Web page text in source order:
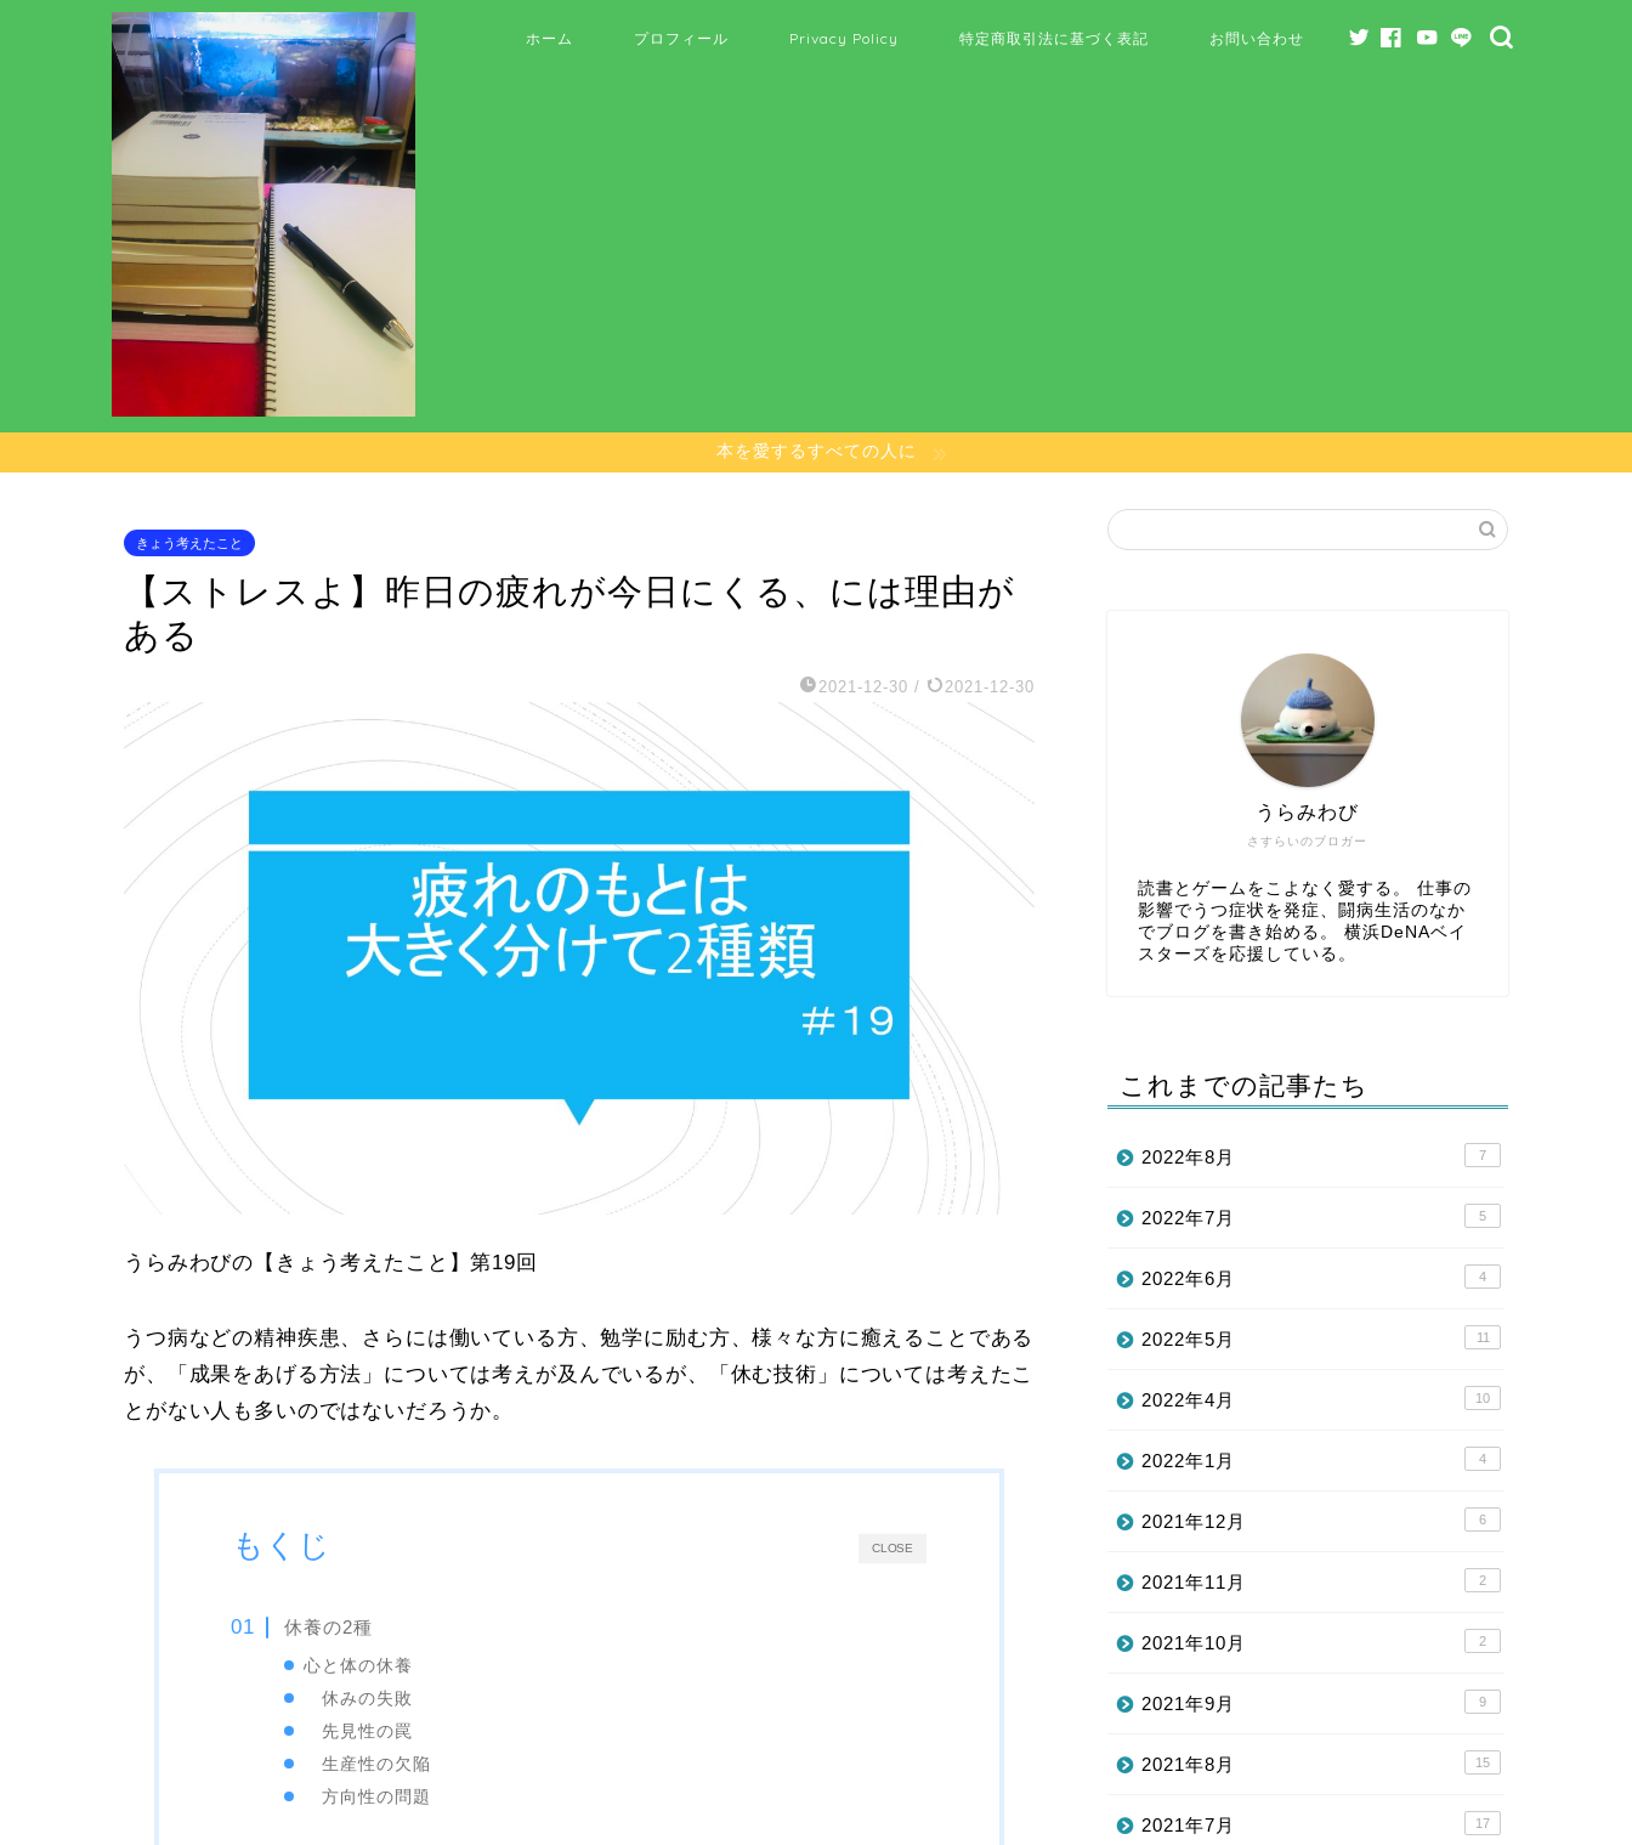
ホーム プロフィール Privacy Policy 特定商取引法に基づく表記 お問い合わせ
本を愛するすべての人に
きょう考えたこと
【ストレスよ】昨日の疲れが今日にくる、には理由が
ある
2021-12-30 / 2021-12-30
うらみわびの 【きょう考えたこと】第19回
うつ病などの精神疾患、さらには働いている方、勉学に励む方、様々な方に癒えることである
が、「 成果をあげる方法 」については考えが及んでいるが、「 休む技術 」については考えたこ
とがない人も多いのではないだろうか。
CLOSE
もくじ
休養の2種
心と体の休養
休みの失敗
先見性の罠
生産性の欠陥
方向性の問題
さすらいのブロガー
うらみわび
読書とゲームをこよなく愛する。 仕事の
影響でうつ症状を発症、闘病生活のなか
でブログを書き始める。 横浜DeNAベイ
スターズを応援している。
これまでの記事たち
2022年8月 7
2022年7月 5
2022年6月 4
2022年5月 11
2022年4月 10
2022年1月 4
2021年12月 6
2021年11月 2
2021年10月 2
2021年9月 9
2021年8月 15
2021年7月 17